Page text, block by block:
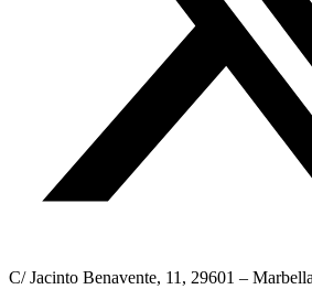
C/ Jacinto Benavente, 11, 29601 –